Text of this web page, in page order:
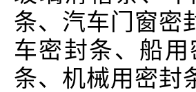
条、汽车门窗密
车密封条、船
条、机械用密封